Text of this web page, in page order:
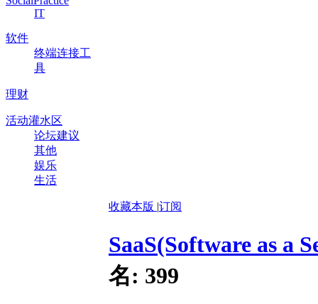
IT
软件
终端连接工
具
理财
活动灌水区
论坛建议
其他
娱乐
生活
收藏本版 |订阅
SaaS(Software as a
名: 399